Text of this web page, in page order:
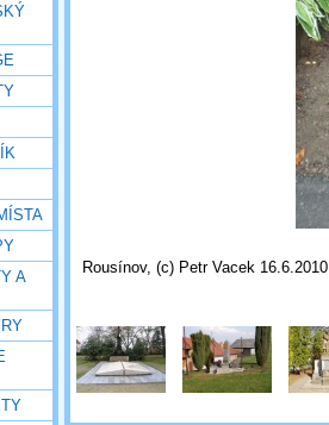
A
Rousínov, (c) Petr Vacek 16.6.2010